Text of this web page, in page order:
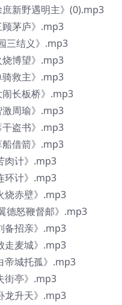
新野遇明主》(0).mp3
茅庐》.mp3
三结义》.mp3
博望》.mp3
救主》.mp3
长板桥》.mp3
周瑜》.mp3
盗书》.mp3
借箭》.mp3
肉计》.mp3
环计》.mp3
烧赤壁》.mp3
德怒鞭督邮》.mp3
备招亲》.mp3
走麦城》.mp3
帝城托孤》.mp3
街亭》.mp3
龙升天》.mp3